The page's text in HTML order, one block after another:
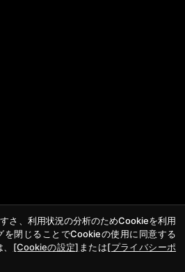
さ、利用状況の分析のためCookieを利用
を閉じることでCookieの使用に同意する
[Cookieの設定] または[プライバシーポ